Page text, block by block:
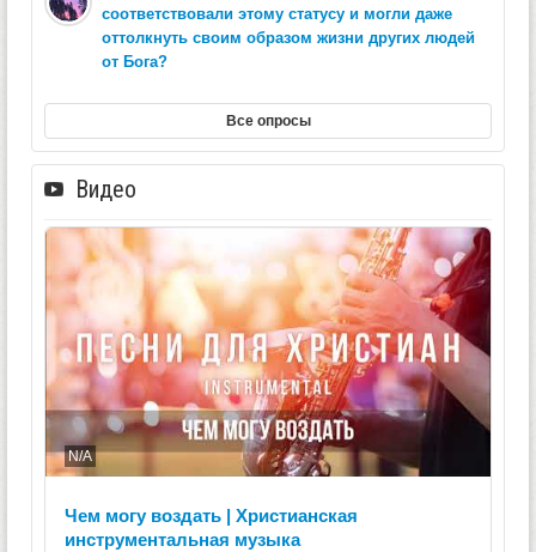
соответствовали этому статусу и могли даже
оттолкнуть своим образом жизни других людей
от Бога?
Все опросы
Видео
N/A
Чем могу воздать | Христианская
инструментальная музыка